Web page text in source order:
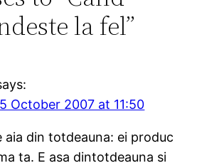
la fel”
October 2007 at 11:50
aia din totdeauna: ei produc
ta. E asa dintotdeauna si